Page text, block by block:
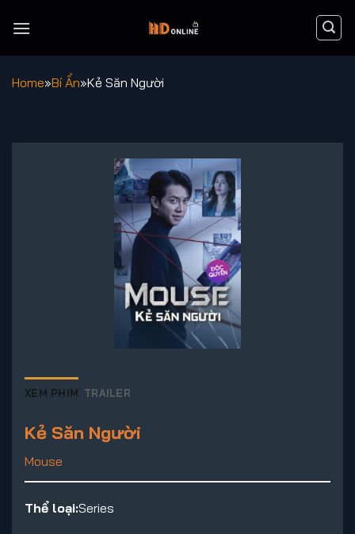
đến
Home»Bí Ẩn»Kẻ Săn Người
XEM PHIM TRAILER
Kẻ Săn Người
Mouse
Thể loại:Series